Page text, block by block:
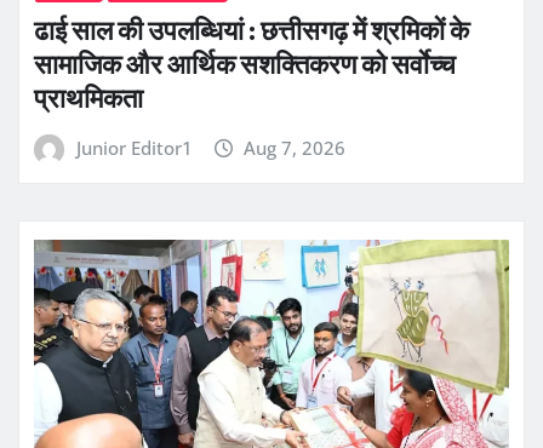
ढाई साल की उपलब्धियां : छत्तीसगढ़ में श्रमिकों के
सामाजिक और आर्थिक सशक्तिकरण को सर्वाेच्च
प्राथमिकता
Junior Editor1 Aug 7, 2026